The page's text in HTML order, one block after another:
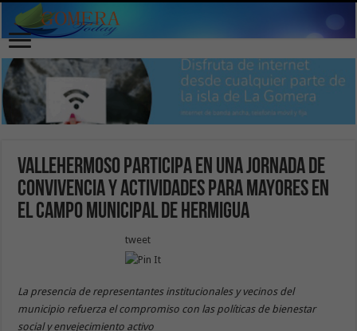
Vallehermoso participa en una jornada de
convivencia y actividades para mayores en
el Campo Municipal de Hermigua
tweet
La presencia de representantes institucionales y vecinos del
municipio refuerza el compromiso con las políticas de bienestar
social y envejecimiento activo